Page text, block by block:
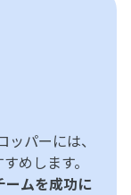
ッパーには、
めします。
ームを成功に